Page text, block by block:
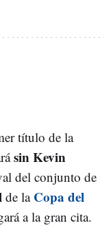
título de la
sin Kevin
del conjunto de
de la Copa del
a la gran cita.